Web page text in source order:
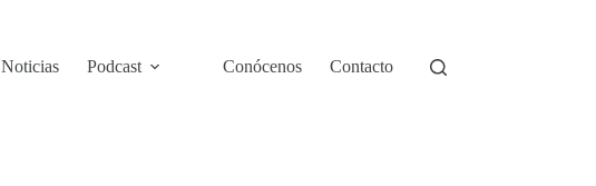
Noticias Podcast Conócenos Contacto